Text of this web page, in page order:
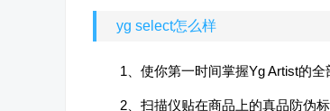
yg select怎么样
1、使你第一时间掌握Yg Artist的全
2、扫描仪贴在商品上的真品防伪